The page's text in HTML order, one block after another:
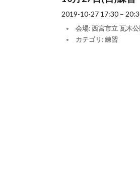
2019-10-27 17:30 –
会場:西宮市立 瓦木
カテゴリ:練習